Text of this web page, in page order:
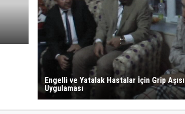
Engelli ve Yatalak Hastalar İçin Grip Aşısı
Uygulaması